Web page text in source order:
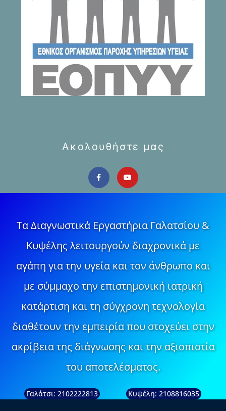
Ακολουθήστε μας
Τα Διαγνωστικά Εργαστήρια Γαλατσίου &
Κυψέλης λειτουργούν διαχρονικά με
αγάπη για την υγεία και τον άνθρωπο και
με σύμμαχο την επιστημονική ιατρική
κατάρτιση και τη σύγχρονη τεχνολογία
διαθέτουν την εμπειρία που στοχεύει στην
ακρίβεια της διάγνωσης και την αξιοπιστία
του αποτελέσματος.
Γαλάτσι: 2102222813 Κυψέλη: 2108816035